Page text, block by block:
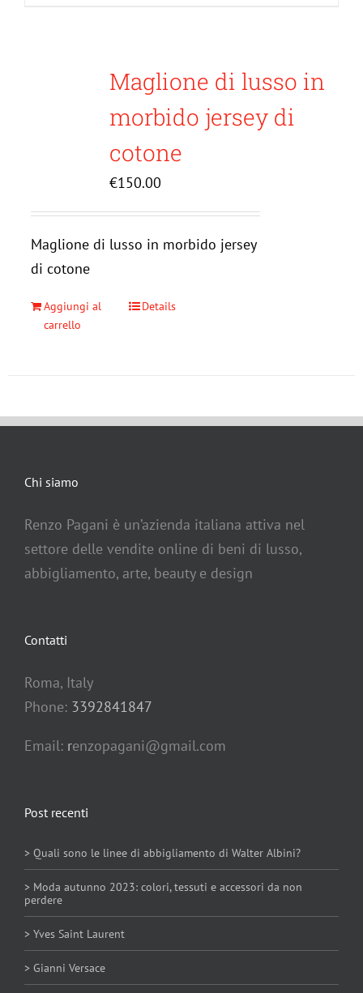
Maglione di lusso in
morbido jersey di
cotone
€150.00
Maglione di lusso in morbido jersey
di cotone
Aggiungi al
carrello
Details
Chi siamo
Renzo Pagani è un’azienda italiana attiva nel
settore delle vendite online di beni di lusso,
abbigliamento, arte, beauty e design
Post recenti
> Quali sono le linee di abbigliamento di Walter Albini?
> Moda autunno 2023: colori, tessuti e accessori da non
perdere
> Yves Saint Laurent
> Gianni Versace
Contatti
Roma, Italy
Phone: 3392841847
Email: renzopagani@gmail.com